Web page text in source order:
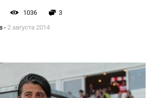
1036
3
- 2 августа 2014